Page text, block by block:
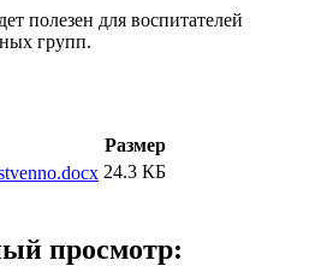
полезен для воспитателей
групп.
Размер
24.3 КБ
просмотр: